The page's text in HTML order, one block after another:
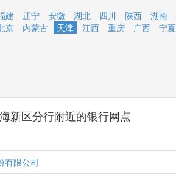
建 辽宁 安徽 湖北 四川 陕西 湖南
京 内蒙古 天津 江西 重庆 广西 宁夏
新区分行附近的银行网点
有限公司